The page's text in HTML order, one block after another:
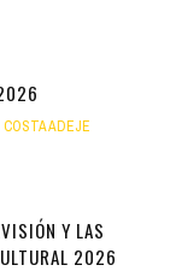
COSTA ADEJE
Y LAS
2026